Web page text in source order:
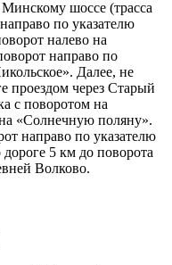
шоссе (трасса
по указателю
налево на
направо по
Далее, не
проездом через Старый
с поворотом на
«Солнечную поляну».
направо по указателю
5 км до поворота
Волково.